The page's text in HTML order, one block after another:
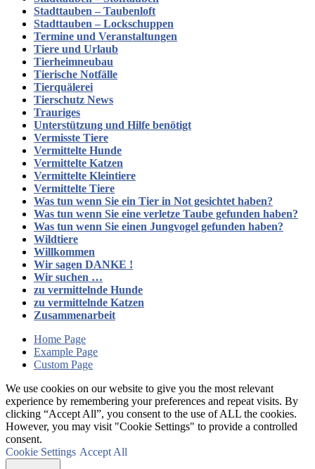
Stadttauben – Taubenloft
Stadttauben – Lockschuppen
Termine und Veranstaltungen
Tiere und Urlaub
Tierheimneubau
Tierische Notfälle
Tierquälerei
Tierschutz News
Trauriges
Unterstützung und Hilfe benötigt
Vermisste Tiere
Vermittelte Hunde
Vermittelte Katzen
Vermittelte Kleintiere
Vermittelte Tiere
Was tun wenn Sie ein Tier in Not gesichtet haben?
Was tun wenn Sie eine verletze Taube gefunden haben?
Was tun wenn Sie einen Jungvogel gefunden haben?
Wildtiere
Willkommen
Wir sagen DANKE !
Wir suchen …
zu vermittelnde Hunde
zu vermittelnde Katzen
Zusammenarbeit
Home Page
Example Page
Custom Page
We use cookies on our website to give you the most relevant
experience by remembering your preferences and repeat visits. By
clicking “Accept All”, you consent to the use of ALL the cookies.
However, you may visit "Cookie Settings" to provide a controlled
consent.
Cookie Settings Accept All